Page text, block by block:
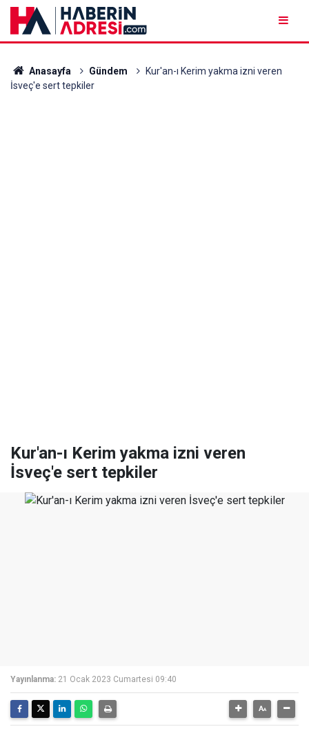
Anasayfa Gündem
Kur'an-ı Kerim yakma izni veren
İsveç'e sert tepkiler
Kur'an-ı Kerim yakma izni veren
İsveç'e sert tepkiler
Yayınlanma: 21 Ocak 2023 Cumartesi 09:40